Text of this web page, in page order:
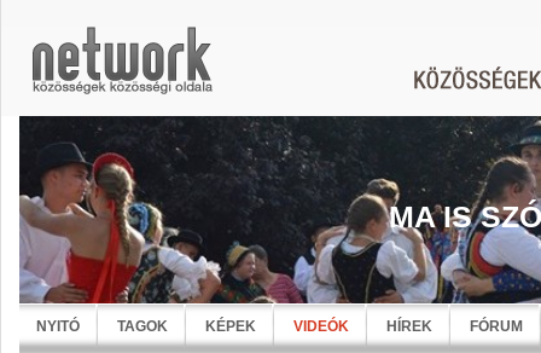
MA IS
NYITÓ TAGOK KÉPEK VIDEÓK HÍREK FÓRUM